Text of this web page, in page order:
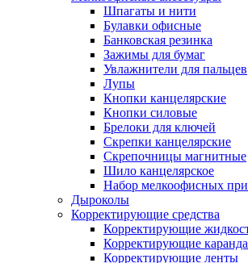
Шпагаты и нити
Булавки офисные
Банковская резинка
Зажимы для бумаг
Увлажнители для пальцев
Лупы
Кнопки канцелярские
Кнопки силовые
Брелоки для ключей
Скрепки канцелярские
Скрепочницы магнитные
Шило канцелярское
Набор мелкоофисных
Дыроколы
Корректирующие средства
Корректирующие
Корректирующие
Корректирующие ленты